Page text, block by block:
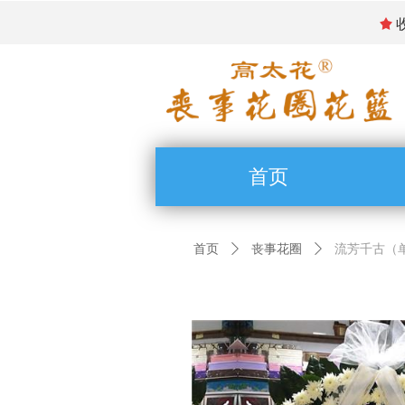
首页
끄
首页 ꄲ 丧事花圈 ꄲ 流芳千古（